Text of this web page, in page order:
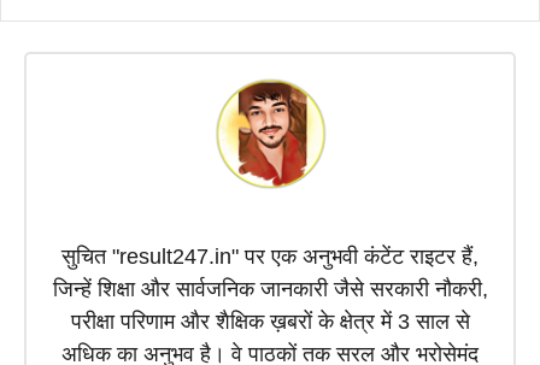
k
p
m
n
e
)
सुचित "result247.in" पर एक अनुभवी कंटेंट राइटर हैं,
जिन्हें शिक्षा और सार्वजनिक जानकारी जैसे सरकारी नौकरी,
परीक्षा परिणाम और शैक्षिक ख़बरों के क्षेत्र में 3 साल से
अधिक का अनुभव है। वे पाठकों तक सरल और भरोसेमंद